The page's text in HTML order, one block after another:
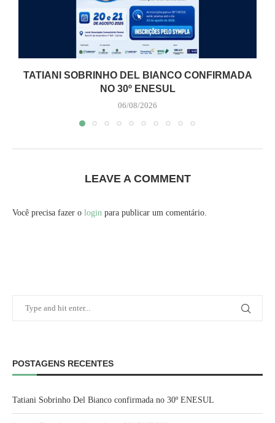
TATIANI SOBRINHO DEL BIANCO CONFIRMADA
NO 30º ENESUL
06/08/2026
LEAVE A COMMENT
Você precisa fazer o login para publicar um comentário.
POSTAGENS RECENTES
Tatiani Sobrinho Del Bianco confirmada no 30º ENESUL